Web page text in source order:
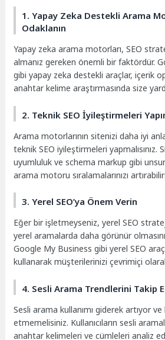
1. Yapay Zeka Destekli Arama
Odaklanın
Yapay zeka arama motorları, SEO
almanız gereken önemli bir faktördür.
gibi yapay zeka destekli araçlar, içerik
anahtar kelime araştırmasında size
2. Teknik SEO İyileştirmeleri
Arama motorlarının sitenizi daha iyi
teknik SEO iyileştirmeleri yapmalısınız.
uyumluluk ve schema markup gibi
arama motoru sıralamalarınızı
3. Yerel SEO’ya Önem Verin
Eğer bir işletmeyseniz, yerel SEO
yerel aramalarda daha görünür
Google My Business gibi yerel SEO
kullanarak müşterilerinizi çevrimiçi
4. Sesli Arama Trendlerini Takip
Sesli arama kullanımı giderek artıyor
etmemelisiniz. Kullanıcıların sesli
anahtar kelimeleri ve cümleleri analiz